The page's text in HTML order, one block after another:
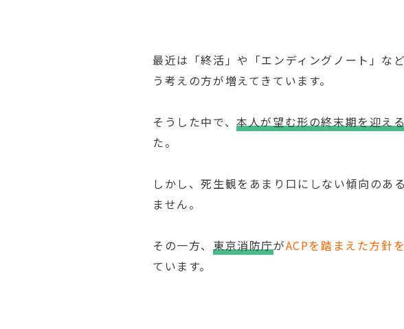
最近は「終活」や「エンディングノート」な
う考えの方が増えてきています。
そうした中で、本人が望む形の終末期を迎え
た。
しかし、死生観をあまり口にしない傾向のあ
ません。
その一方、 東京消防庁がACPを踏まえた方針
ています。